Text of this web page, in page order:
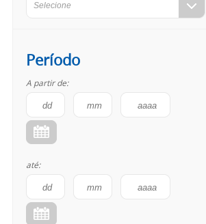
Selecione
Período
A partir de:
até: